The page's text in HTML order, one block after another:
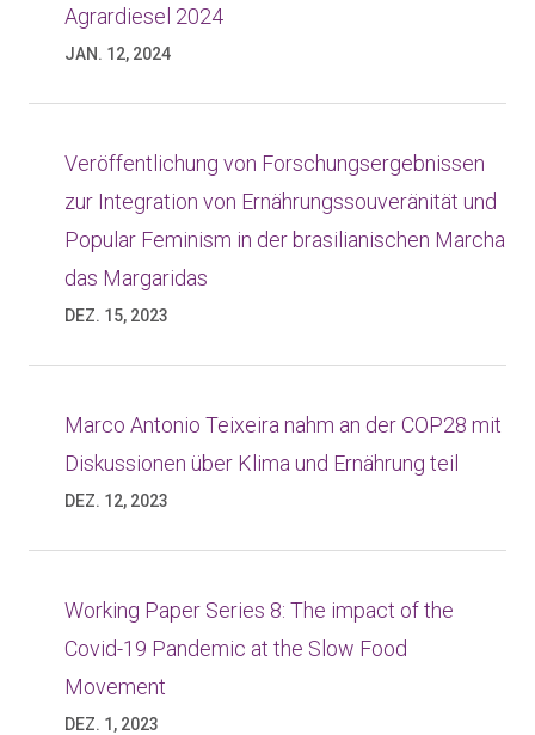
Agrardiesel 2024
JAN. 12, 2024
Veröffentlichung von Forschungsergebnissen
zur Integration von Ernährungssouveränität und
Popular Feminism in der brasilianischen Marcha
das Margaridas
DEZ. 15, 2023
Marco Antonio Teixeira nahm an der COP28 mit
Diskussionen über Klima und Ernährung teil
DEZ. 12, 2023
Working Paper Series 8: The impact of the
Covid-19 Pandemic at the Slow Food
Movement
DEZ. 1, 2023